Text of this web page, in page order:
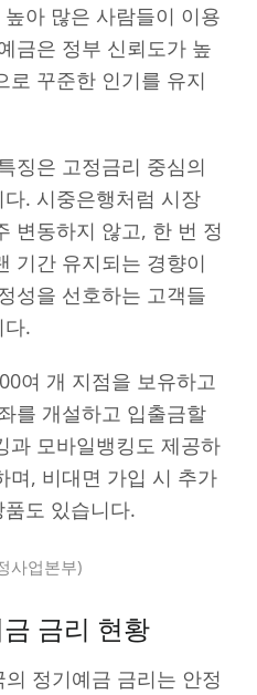
아 많은 사람들이 이용
금은 정부 신뢰도가 높
로 꾸준한 인기를 유지
징은 고정금리 중심의
. 시중은행처럼 시장
변동하지 않고, 한 번 정
기간 유지되는 경향이
성을 선호하는 고객들
.
여 개 지점을 보유하고
를 개설하고 입출금할
과 모바일뱅킹도 제공하
며, 비대면 가입 시 추가
도 있습니다.
사업본부
금리 현황
정기예금 금리는 안정